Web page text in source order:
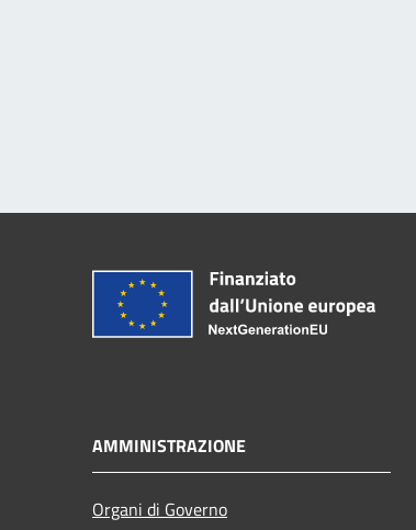
AMMINISTRAZIONE
Organi di Governo